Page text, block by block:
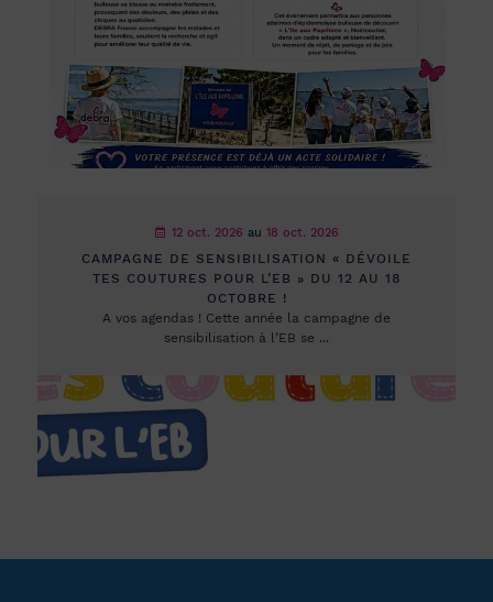
12 oct. 2026 au 18 oct. 2026
CAMPAGNE DE SENSIBILISATION « DÉVOILE
TES COUTURES POUR L’EB » DU 12 AU 18
OCTOBRE !
A vos agendas ! Cette année la campagne de
sensibilisation à l’EB se ...